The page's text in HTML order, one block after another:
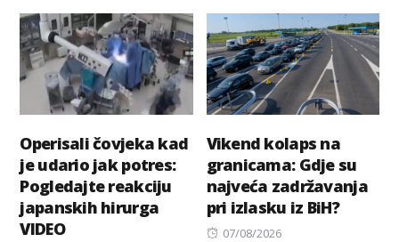
Operisali čovjeka kad
je udario jak potres:
Pogledajte reakciju
japanskih hirurga
VIDEO
Vikend kolaps na
granicama: Gdje su
najveća zadržavanja
pri izlasku iz BiH?
Posted
07/08/2026